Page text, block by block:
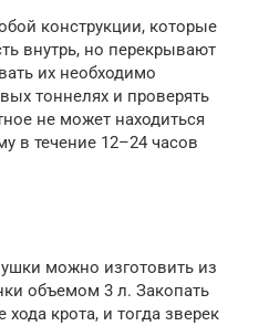
конструкции, которые
внутрь, но перекрывают
их необходимо
тоннелях и проверять
не может находиться
в течение 12–24 часов
можно изготовить из
объемом 3 л. Закопать
крота, и тогда зверек